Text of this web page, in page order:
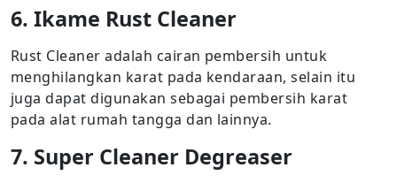
6. Ikame Rust Cleaner
Rust Cleaner adalah cairan pembersih untuk
menghilangkan karat pada kendaraan, selain itu
juga dapat digunakan sebagai pembersih karat
pada alat rumah tangga dan lainnya.
7. Super Cleaner Degreaser